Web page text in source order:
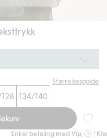
flere varer som inngår i tilbudet
eller blir medlem. Kan ikkeStørrelsesguide
134/140
Enkel betaling med Vipps & Klarna